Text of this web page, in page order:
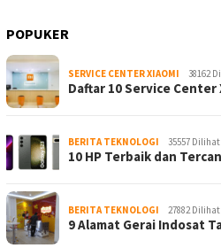
POPUKER
SERVICE CENTER XIAOMI 38162
Daftar 10 Service
BERITA TEKNOLOGI 35557 Dilihat
10 HP Terbaik dan
BERITA TEKNOLOGI 27882 Dilihat
9 Alamat Gerai Indosat